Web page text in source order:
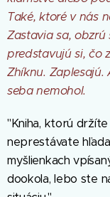
Také, ktoré v nás
Zastavia sa, obzrú
predstavujú si, čo
Zhíknu.
seba nemohol.
"Kniha, ktorú
neprestávate
myšlienkach
dookola, lebo ste